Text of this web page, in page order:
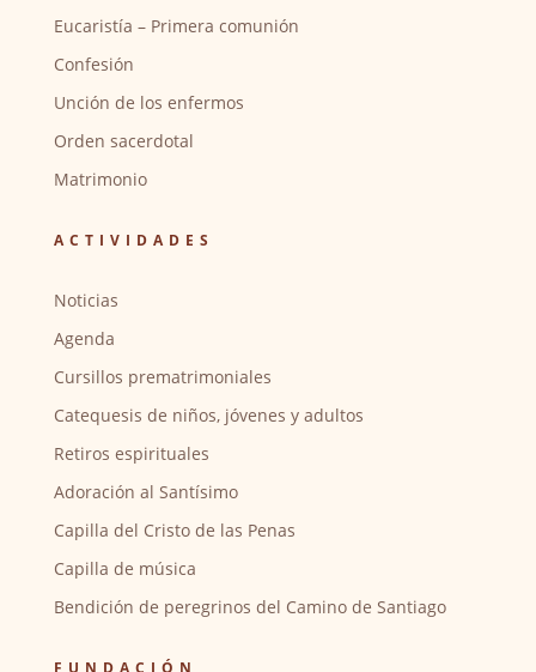
Eucaristía – Primera comunión
Confesión
Unción de los enfermos
Orden sacerdotal
Matrimonio
ACTIVIDADES
Noticias
Agenda
Cursillos prematrimoniales
Catequesis de niños, jóvenes y adultos
Retiros espirituales
Adoración al Santísimo
Capilla del Cristo de las Penas
Capilla de música
Bendición de peregrinos del Camino de Santiago
FUNDACIÓN